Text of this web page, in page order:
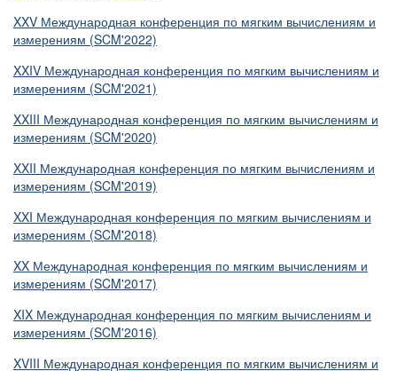
XXV Международная конференция по мягким вычислениям и
измерениям (SCM'2022)
XXIV Международная конференция по мягким вычислениям и
измерениям (SCM'2021)
XXIII Международная конференция по мягким вычислениям и
измерениям (SCM'2020)
XXII Международная конференция по мягким вычислениям и
измерениям (SCM'2019)
XXI Международная конференция по мягким вычислениям и
измерениям (SCM'2018)
XX Международная конференция по мягким вычислениям и
измерениям (SCM'2017)
XIX Международная конференция по мягким вычислениям и
измерениям (SCM'2016)
XVIII Международная конференция по мягким вычислениям и